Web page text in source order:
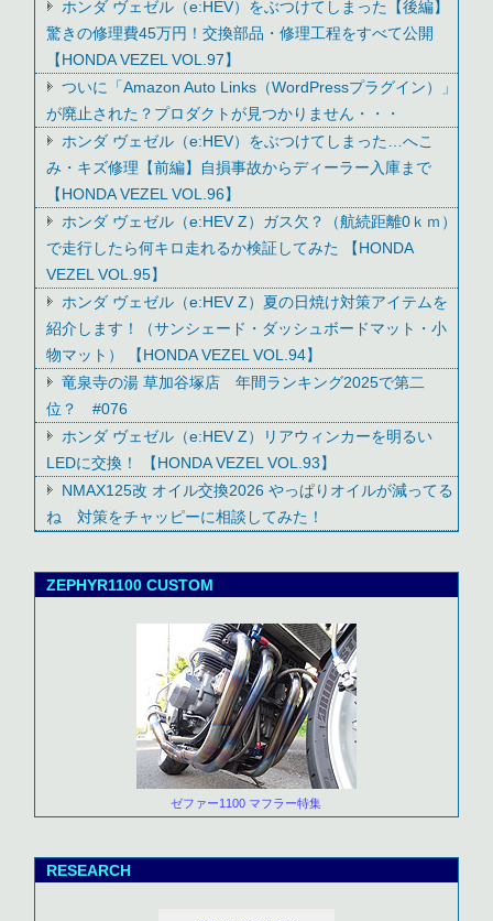
ホンダ ヴェゼル（e:HEV）をぶつけてしまった【後編】
驚きの修理費45万円！交換部品・修理工程をすべて公開
【HONDA VEZEL VOL.97】
ついに「Amazon Auto Links（WordPressプラグイン）」
が廃止された？プロダクトが見つかりません・・・
ホンダ ヴェゼル（e:HEV）をぶつけてしまった…へこ
み・キズ修理【前編】自損事故からディーラー入庫まで
【HONDA VEZEL VOL.96】
ホンダ ヴェゼル（e:HEV Z）ガス欠？（航続距離0ｋｍ）
で走行したら何キロ走れるか検証してみた 【HONDA
VEZEL VOL.95】
ホンダ ヴェゼル（e:HEV Z）夏の日焼け対策アイテムを
紹介します！（サンシェード・ダッシュボードマット・小
物マット） 【HONDA VEZEL VOL.94】
竜泉寺の湯 草加谷塚店 年間ランキング2025で第二
位？ #076
ホンダ ヴェゼル（e:HEV Z）リアウィンカーを明るい
LEDに交換！ 【HONDA VEZEL VOL.93】
NMAX125改 オイル交換2026 やっぱりオイルが減ってる
ね 対策をチャッピーに相談してみた！
ZEPHYR1100 CUSTOM
ゼファー1100 マフラー特集
RESEARCH